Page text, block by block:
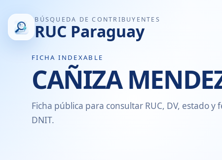
BÚSQUEDA DE CONTRIBUYENTES
RUC Paraguay
FICHA INDEXABLE
CAÑIZA
Ficha pública para consultar RUC, DV, estado
DNIT.